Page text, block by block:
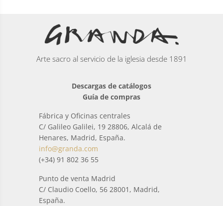
Arte sacro al servicio de la iglesia desde 1891
Descargas de catálogos
Guía de compras
Fábrica y Oficinas centrales
C/ Galileo Galilei, 19 28806, Alcalá de
Henares, Madrid, España.
info@granda.com
(+34) 91 802 36 55
Punto de venta Madrid
C/ Claudio Coello, 56 28001, Madrid,
España.